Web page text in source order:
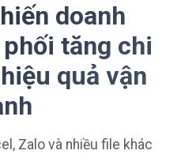
doanh
tăng chi
quả vận
Zalo và nhiều file khác